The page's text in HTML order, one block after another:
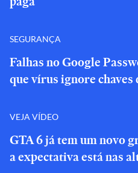
SEGURANÇA
Falhas no Google
que vírus ignore chaves
VEJA VÍDEO
GTA 6 já tem um novo
a expectativa está nas